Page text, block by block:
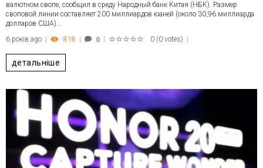
валютном свопе, сообщил в среду Народный банк Китая (НБК). Размер
своповой линии составляет 200 миллиардов юаней (около 30,96 миллиарда
долларов США)…
6 років ago
818 0 0 (0 votes)
детальніше